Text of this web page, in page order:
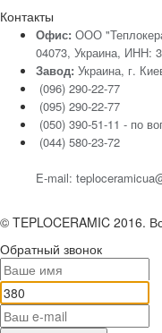
Контакты
Офис: ООО
04073, Украина, ИНН:
Завод: Украина, г.
(096) 290-22-77
(095) 290-22-77
(050) 390-51-11 - по
(044) 580-23-72
E-mail:
© TEPLOCERAMIC 2016.
Обратный звонок